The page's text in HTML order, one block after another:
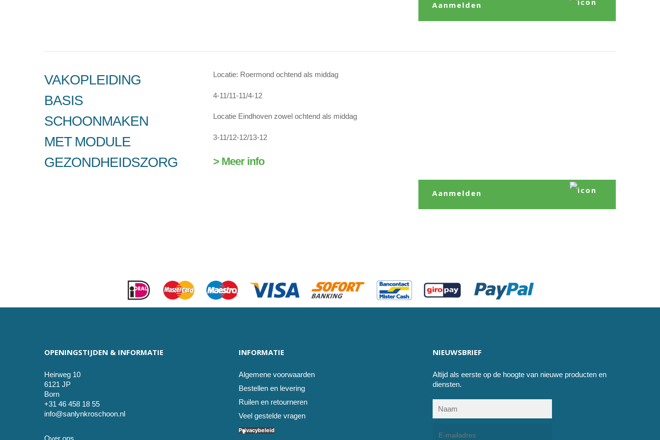
Aanmelden
VAKOPLEIDING
BASIS
SCHOONMAKEN
MET MODULE
GEZONDHEIDSZORG
Locatie: Roermond ochtend als middag
4-11/11-11/4-12
Locatie Eindhoven zowel ochtend als middag
3-11/12-12/13-12
> Meer info
Aanmelden
OPENINGSTIJDEN & INFORMATIE
Heirweg 10
6121 JP
Born
+31 46 458 18 55
info@sanlynkroschoon.nl
INFORMATIE
Algemene voorwaarden
Bestellen en levering
Ruilen en retourneren
Veel gestelde vragen
Privacybeleid
NIEUWSBRIEF
Altijd als eerste op de hoogte van nieuwe producten en
diensten.